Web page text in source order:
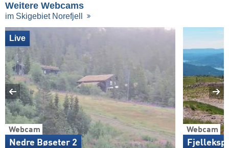
Weitere Webcams
im Skigebiet Norefjell
Webcam
Nedre Bøseter 2
Live
Webcam